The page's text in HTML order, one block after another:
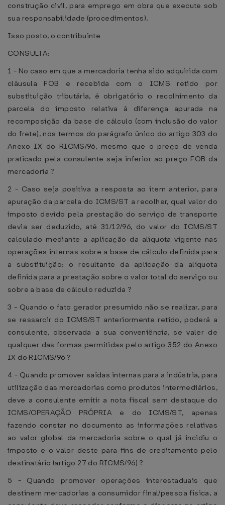
construção civil, para emprego em obra que execute sob
sua responsabilidade (procedimentos).
Isso posto, o contribuinte
CONSULTA:
1 - No caso em que a mercadoria tenha sido adquirida com
cláusula FOB e recebida com o ICMS retido por
substituição tributária, é obrigatório o recolhimento da
parcela do imposto relativa à diferença apurada na
recomposição da base de cálculo (com inclusão do valor
do frete), nos termos do parágrafo único do artigo 303 do
Anexo IX do RICMS/96, mesmo que o preço de venda
praticado pela consulente seja inferior ao preço FOB da
mercadoria ?
2 - Caso seja positiva a resposta ao item anterior, para
apuração da parcela do ICMS/ST a recolher, qual valor do
imposto devido pela prestação do serviço de transporte
devia ser deduzido, até 31/12/96, do valor do ICMS/ST
calculado mediante a aplicação da alíquota vigente nas
operações internas sobre a base de cálculo definida para
a substituição: o resultante da aplicação da alíquota
definida para a prestação sobre o valor total do serviço ou
sobre a base de cálculo reduzida ?
3 - Quando o fato gerador presumido não se realizar, para
se ressarcir do ICMS/ST anteriormente retido, poderá a
consulente, observada a sua conveniência, se valer de
qualquer das formas permitidas pelo artigo 352 do Anexo
IX do RICMS/96 ?
4 - Quando promover saídas internas para a indústria, para
utilização das mercadorias como produtos intermediários,
deve a consulente emitir a nota fiscal sem destaque do
ICMS/OPERAÇÃO PRÓPRIA e do ICMS/ST, apenas
fazendo constar no documento as informações relativas
ao valor global da mercadoria sobre o qual já incidiu o
imposto e o valor deste para fins de creditamento pelo
destinatário (artigo 27 do RICMS/96) ?
5 - Quando promover operações interestaduais que
destinem mercadorias a consumidor final/pessoa física, a